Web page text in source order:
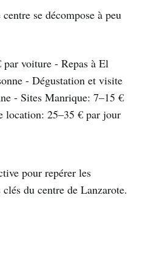
se décompose à peu
voiture - Repas à El
- Dégustation et visite
- Sites Manrique: 7–15 €
location: 25–35 € par jour
pour repérer les
du centre de Lanzarote.